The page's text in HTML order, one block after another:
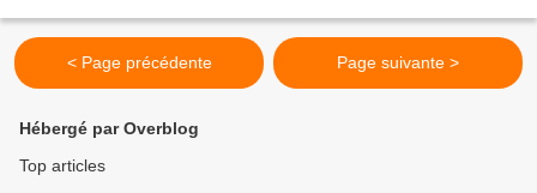
< Page précédente Page suivante >
Hébergé par Overblog
Top articles